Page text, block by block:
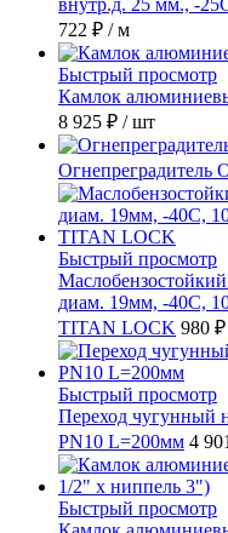
внутр.д. 25 мм., -
722 ₽ / м
Быстрый просмотр
Камлок
8 925 ₽ / шт
Огнепреградитель
Быстрый просмотр
диам. 19мм, -40C,
TITAN LOCK 980 ₽
Быстрый просмотр
Переход чугунный
PN10 L=200мм 4
Быстрый просмотр